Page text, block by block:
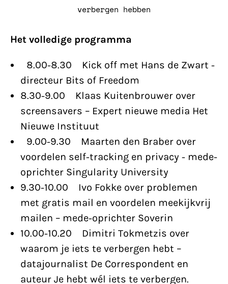
verbergen hebben
Het volledige programma
8.00-8.30 Kick off met Hans de Zwart -
directeur Bits of Freedom
8.30-9.00 Klaas Kuitenbrouwer over
screensavers – Expert nieuwe media Het
Nieuwe Instituut
9.00-9.30 Maarten den Braber over
voordelen self-tracking en privacy - mede-
oprichter Singularity University
9.30-10.00 Ivo Fokke over problemen
met gratis mail en voordelen meekijkvrij
mailen – mede-oprichter Soverin
10.00-10.20 Dimitri Tokmetzis over
waarom je iets te verbergen hebt –
datajournalist De Correspondent en
auteur Je hebt wél iets te verbergen.